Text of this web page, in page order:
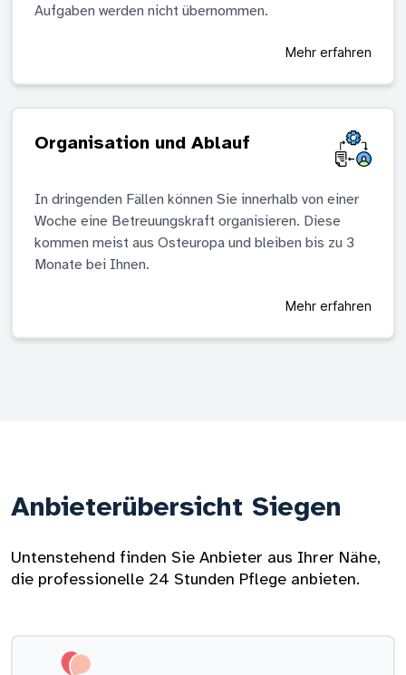
Aufgaben werden nicht übernommen.
Mehr erfahren
Organisation und Ablauf
In dringenden Fällen können Sie innerhalb von einer
Woche eine Betreuungskraft organisieren. Diese
kommen meist aus Osteuropa und bleiben bis zu 3
Monate bei Ihnen.
Mehr erfahren
Anbieterübersicht Siegen
Untenstehend finden Sie Anbieter aus Ihrer Nähe,
die professionelle 24 Stunden Pflege anbieten.